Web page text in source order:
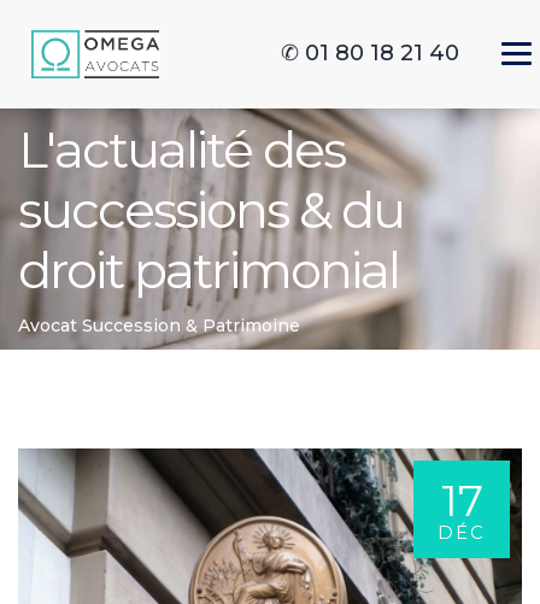
✆ 01 80 18 21 40
L'actualité des
successions & du
droit patrimonial
Avocat Succession & Patrimoine
17
DÉC